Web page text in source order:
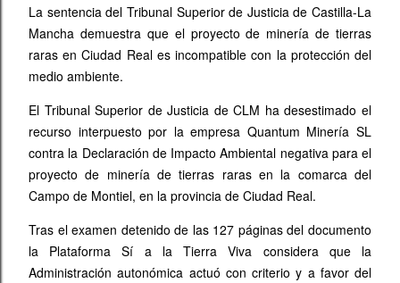
La sentencia del Tribunal Superior de Justicia de Castilla-La
Mancha demuestra que el proyecto de minería de tierras
raras en Ciudad Real es incompatible con la protección del
medio ambiente.
El Tribunal Superior de Justicia de CLM ha desestimado el
recurso interpuesto por la empresa Quantum Minería SL
contra la Declaración de Impacto Ambiental negativa para el
proyecto de minería de tierras raras en la comarca del
Campo de Montiel, en la provincia de Ciudad Real.
Tras el examen detenido de las 127 páginas del documento
la Plataforma Sí a la Tierra Viva considera que la
Administración autonómica actuó con criterio y a favor del